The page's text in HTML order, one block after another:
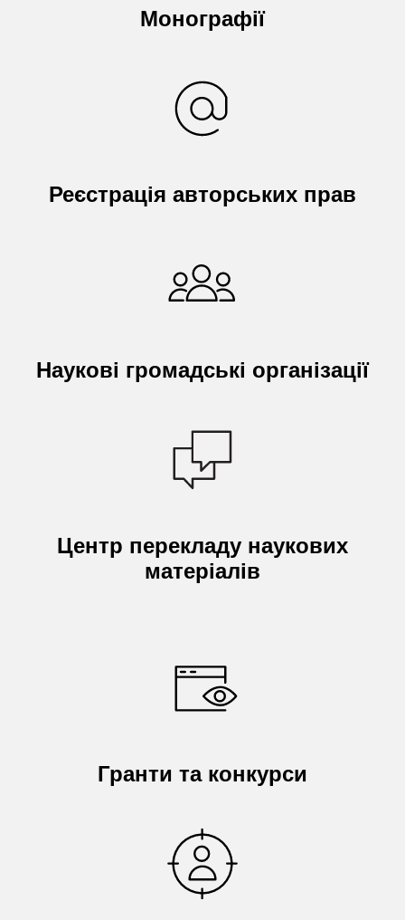
Монографії
Реєстрація авторських прав
Наукові громадські організації
Центр перекладу наукових
матеріалів
Гранти та конкурси